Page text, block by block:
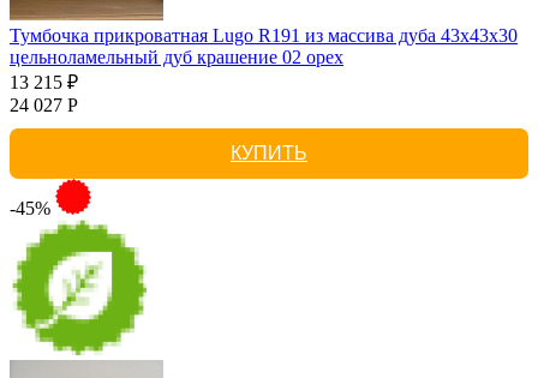
Тумбочка прикроватная Lugo R191 из массива дуба 43х43х30
цельноламельный дуб крашение 02 орех
13 215 ₽
24 027 Р
КУПИТЬ
-45%